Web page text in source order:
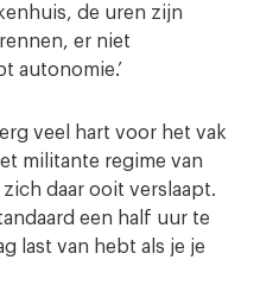
de uren zijn
er niet
autonomie.’
erg veel hart voor het vak
militante regime van
daar ooit verslaapt.
een half uur te
last van hebt als je je